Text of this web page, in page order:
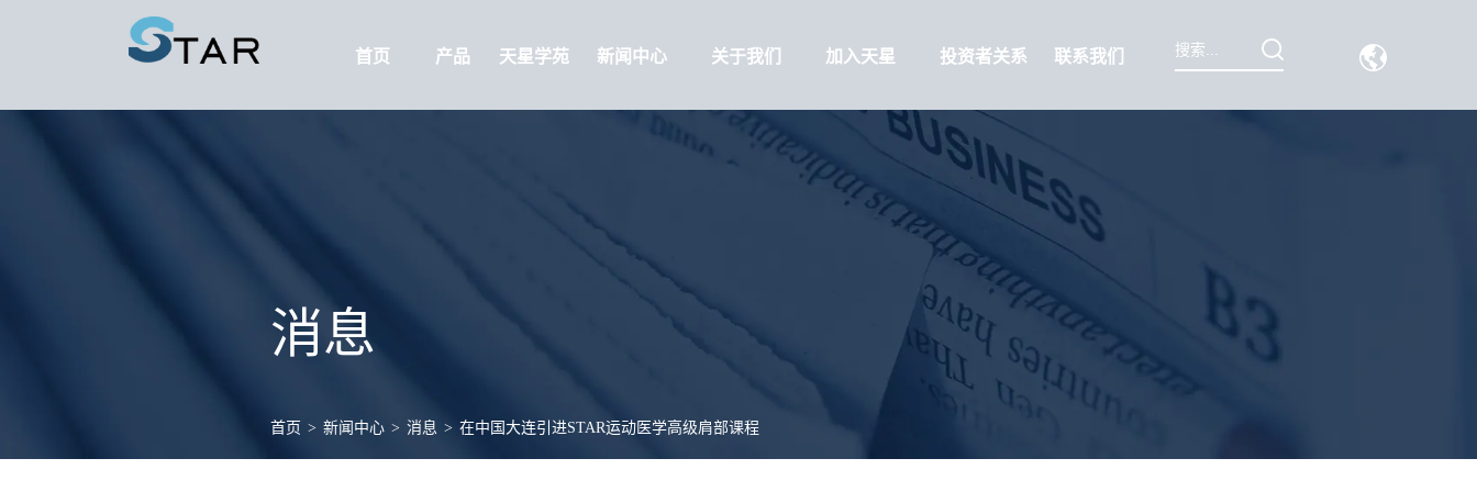
首页 产品 天星学苑 新闻中心 关于我们 加入天星 投资者关系 联系我们
消息
首页 > 新闻中心 > 消息 > 在中国大连引进STAR运动医学高级肩部课程